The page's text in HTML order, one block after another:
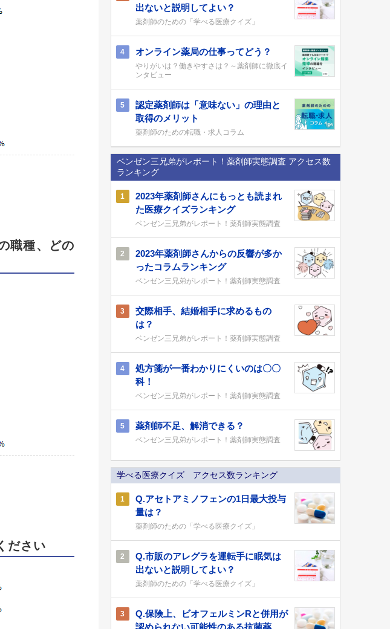
職種、どの
ださい
出ないと説明してよい？
薬剤師のための「学べる医療クイズ」
4 オンライン薬局の仕事ってどう？
やりがいは？働きやすさは？～薬剤師に徹底イ
ンタビュー
5
認定薬剤師は「意味ない」の理由と
取得のメリット
薬剤師のための転職・求人コラム
ベンゼン三兄弟がレポート！薬剤師実態調査 アクセス数
ランキング
1
2023年薬剤師さんにもっとも読まれ
た医療クイズランキング
ベンゼン三兄弟がレポート！薬剤師実態調査
2
2023年薬剤師さんからの反響が多か
ったコラムランキング
ベンゼン三兄弟がレポート！薬剤師実態調査
3
交際相手、結婚相手に求めるもの
は？
ベンゼン三兄弟がレポート！薬剤師実態調査
4
処方箋が一番わかりにくいのは〇〇
科！
ベンゼン三兄弟がレポート！薬剤師実態調査
5 薬剤師不足、解消できる？
ベンゼン三兄弟がレポート！薬剤師実態調査
学べる医療クイズ アクセス数ランキング
1
Q.アセトアミノフェンの1日最大投与
量は？
薬剤師のための「学べる医療クイズ」
2
Q.市販のアレグラを運転手に眠気は
出ないと説明してよい？
薬剤師のための「学べる医療クイズ」
3
Q.保険上、ビオフェルミンRと併用が
認められない可能性のある抗菌薬